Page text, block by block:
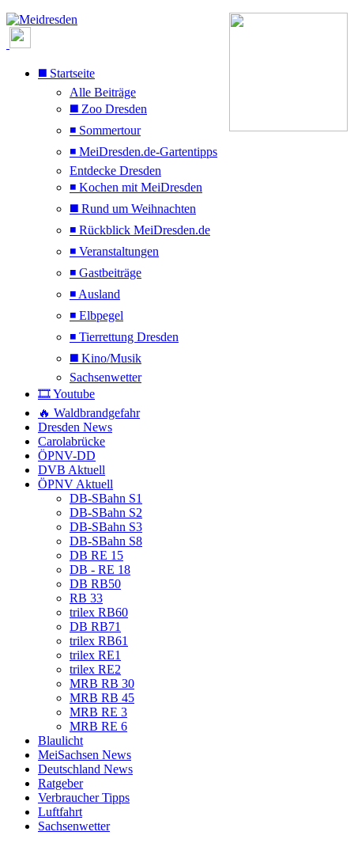
◼️ Startseite
Alle Beiträge
◼️ Zoo Dresden
◾ Sommertour
◾ MeiDresden.de-Gartentipps
Entdecke Dresden
◾ Kochen mit MeiDresden
◼️ Rund um Weihnachten
◾ Rückblick MeiDresden.de
◾ Veranstaltungen
◾ Gastbeiträge
◾ Ausland
◾ Elbpegel
◾ Tierrettung Dresden
◼️ Kino/Musik
Sachsenwetter
🎞️ Youtube
🔥 Waldbrandgefahr
Dresden News
Carolabrücke
ÖPNV-DD
DVB Aktuell
ÖPNV Aktuell
DB-SBahn S1
DB-SBahn S2
DB-SBahn S3
DB-SBahn S8
DB RE 15
DB - RE 18
DB RB50
RB 33
trilex RB60
DB RB71
trilex RB61
trilex RE1
trilex RE2
MRB RB 30
MRB RB 45
MRB RE 3
MRB RE 6
Blaulicht
MeiSachsen News
Deutschland News
Ratgeber
Verbraucher Tipps
Luftfahrt
Sachsenwetter